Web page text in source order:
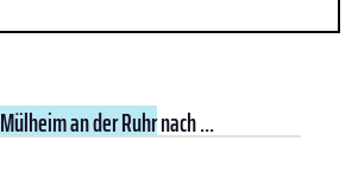
Mülheim an der Ruhrnach ...